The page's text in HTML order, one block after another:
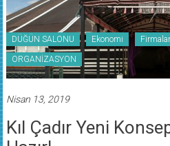
DÜĞÜN SALONU Ekonomi Firmalar
ORGANİZASYON
Nisan 13, 2019
Kıl Çadır Yeni